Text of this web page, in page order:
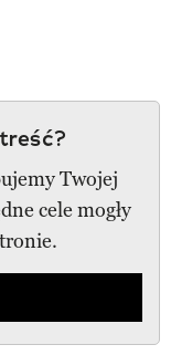
Twojej
cele mogły